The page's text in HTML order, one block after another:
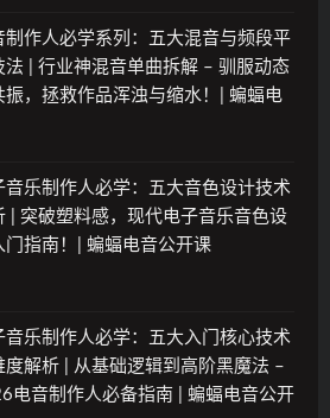
制作人必学系列：五大混音与频段平
法 | 行业神混音单曲拆解 – 驯服动态
振，拯救作品浑浊与缩水！| 蝙蝠电
音乐制作人必学：五大音色设计技术
| 突破塑料感，现代电子音乐音色设
门指南！| 蝙蝠电音公开课
音乐制作人必学：五大入门核心技术
度解析 | 从基础逻辑到高阶黑魔法 –
电音制作人必备指南 | 蝙蝠电音公开